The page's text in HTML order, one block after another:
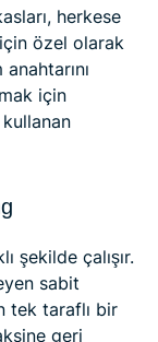
herkese
özel olarak
için
şekilde çalışır.
sabit
tek taraflı bir
geri